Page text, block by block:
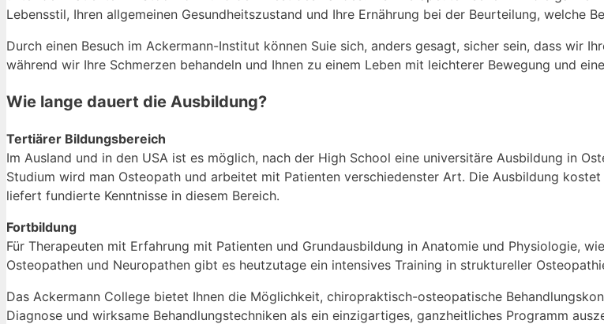
Lebensstil, Ihren allgemeinen Gesundheitszustand und Ihre Ernährung bei der Beurteilung, welche
Durch einen Besuch im Ackermann-Institut können Suie sich, anders gesagt, sicher sein, dass wir
während wir Ihre Schmerzen behandeln und Ihnen zu einem Leben mit leichterer Bewegung und
Wie lange dauert die Ausbildung?
Tertiärer Bildungsbereich
Im Ausland und in den USA ist es möglich, nach der High School eine universitäre Ausbildung in
Studium wird man Osteopath und arbeitet mit Patienten verschiedenster Art. Die Ausbildung
liefert fundierte Kenntnisse in diesem Bereich.
Fortbildung
Für Therapeuten mit Erfahrung mit Patienten und Grundausbildung in Anatomie und Physiologie,
Osteopathen und Neuropathen gibt es heutzutage ein intensives Training in struktureller
Das Ackermann College bietet Ihnen die Möglichkeit, chiropraktisch-osteopatische
Diagnose und wirksame Behandlungstechniken als ein einzigartiges, ganzheitliches Programm